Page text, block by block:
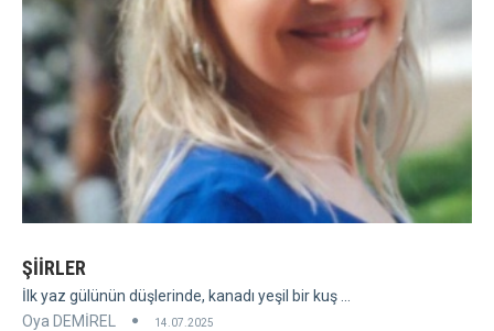
ŞİİRLER
İlk yaz gülünün düşlerinde, kanadı yeşil bir kuş ...
Oya DEMİREL
14.07.2025